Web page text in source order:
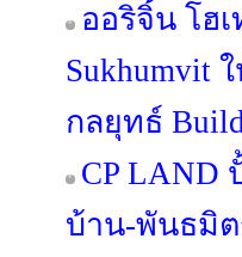
ออริจิ้น โฮ
Sukhumvit
กลยุทธ์ Build
CP LAND
บ้าน-พันธมิต